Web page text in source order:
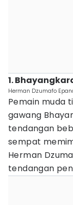
1.
Herman Dzumafo
Pemain muda
gawang
tendangan
sempat
Herman
tendangan